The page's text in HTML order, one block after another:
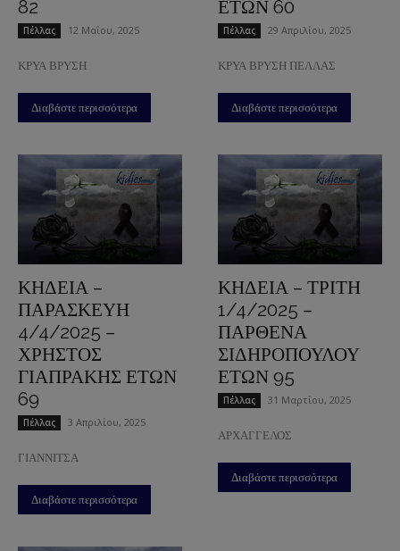
82
Πέλλας 12 Μαΐου, 2025
ΚΡΥΑ ΒΡΥΣΗ
Διαβάστε περισσότερα
ΕΤΩΝ 60
Πέλλας 29 Απριλίου, 2025
ΚΡΥΑ ΒΡΥΣΗ ΠΕΛΛΑΣ
Διαβάστε περισσότερα
ΚΗΔΕΙΑ –
ΠΑΡΑΣΚΕΥΗ
4/4/2025 –
ΧΡΗΣΤΟΣ
ΓΙΑΠΡΑΚΗΣ ΕΤΩΝ
69
Πέλλας 3 Απριλίου, 2025
ΓΙΑΝΝΙΤΣΑ
Διαβάστε περισσότερα
ΚΗΔΕΙΑ – ΤΡΙΤΗ
1/4/2025 –
ΠΑΡΘΕΝΑ
ΣΙΔΗΡΟΠΟΥΛΟΥ
ΕΤΩΝ 95
Πέλλας 31 Μαρτίου, 2025
ΑΡΧΑΓΓΕΛΟΣ
Διαβάστε περισσότερα